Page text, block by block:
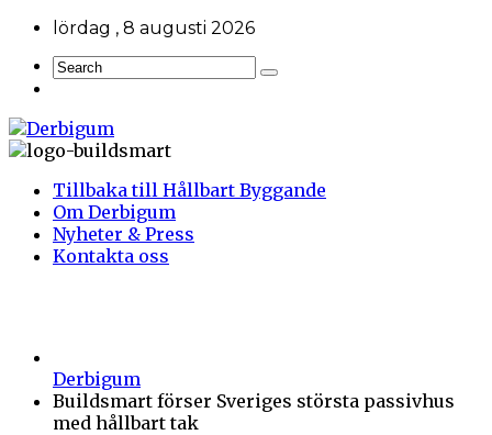
lördag , 8 augusti 2026
Tillbaka till Hållbart Byggande
Om Derbigum
Nyheter & Press
Kontakta oss
Derbigum
Buildsmart förser Sveriges största passivhus
med hållbart tak